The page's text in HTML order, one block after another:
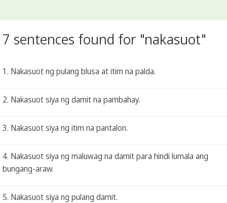
7 sentences found for "nakasuot"
1. Nakasuot ng pulang blusa at itim na palda.
2. Nakasuot siya ng damit na pambahay.
3. Nakasuot siya ng itim na pantalon.
4. Nakasuot siya ng maluwag na damit para hindi lumala ang
bungang-araw.
5. Nakasuot siya ng pulang damit.